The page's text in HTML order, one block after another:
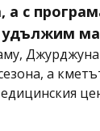
а с
удължим
а